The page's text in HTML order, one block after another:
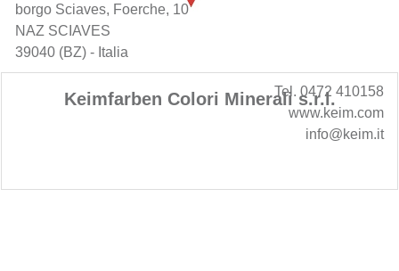
Keimfarben Colori Minerali s.r.l.
borgo Sciaves, Foerche, 10
NAZ SCIAVES
39040 (BZ) - Italia
Tel. 0472 410158
www.keim.com
info@keim.it